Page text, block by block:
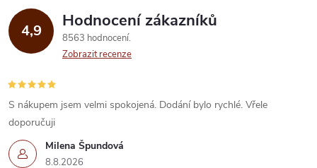
í
p
r
v
k
y
v
á
n
4,9 Hodnocení zákazníků
8563 hodnocení
Zobrazit recenze
Milena Špundová
8.8.2026
S nákupem jsem velmi spokojená. Dodání bylo rychlé. Vřele
doporučuji